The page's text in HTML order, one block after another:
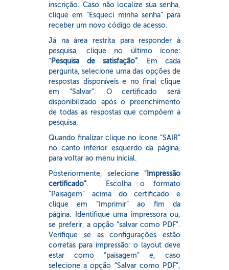
inscrição. Caso não localize sua senha,
clique em “Esqueci minha senha” para
receber um novo código de acesso.
Já na área restrita para responder à
pesquisa, clique no último ícone:
“ Pesquisa de satisfação”. Em cada
pergunta, selecione uma das opções de
respostas disponíveis e no final clique
em “Salvar”. O certificado será
disponibilizado após o preenchimento
de todas as respostas que compôem a
pesquisa.
Quando finalizar clique no ícone “SAIR”
no canto inferior esquerdo da página,
para voltar ao menu inicial.
Posteriormente, selecione “ Impressão
certificado”. Escolha o formato
“Paisagem” acima do certificado e
clique em “Imprimir” ao fim da
página. Identifique uma impressora ou,
se preferir, a opção “salvar como PDF”.
Verifique se as configurações estão
corretas para impressão: o layout deve
estar como “paisagem” e, caso
selecione a opção “Salvar como PDF”,